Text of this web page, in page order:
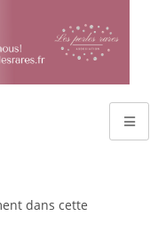
dans cette